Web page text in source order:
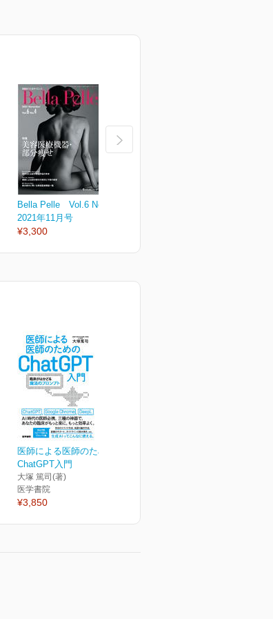
Bella Pelle Vol.6 No.4
2021年11月号
¥3,300
医師による医師のための
ChatGPT入門
大塚 篤司(著)
医学書院
¥3,850